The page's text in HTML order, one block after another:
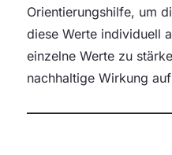
Orientierungshilfe, um
diese Werte individuell
einzelne Werte zu
nachhaltige Wirkung